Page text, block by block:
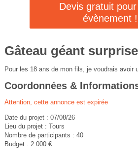
Devis gratuit
évènement !
Gâteau géant surprise
Pour les 18 ans de mon fils, je voudrais avoir
Coordonnées &
Attention, cette annonce est expirée
Date du projet : 07/08/26
Lieu du projet : Tours
Nombre de participants : 40
Budget : 2 000 €